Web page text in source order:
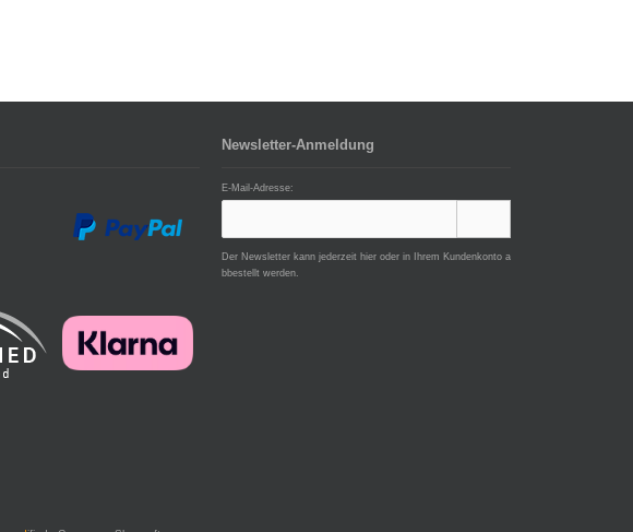
Newsletter-Anmeldung
E-Mail-Adresse:
Der Newsletter kann jederzeit hier oder in Ihrem Kundenkonto a
bbestellt werden.